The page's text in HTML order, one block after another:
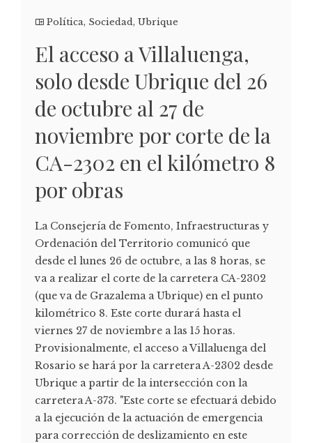
Política, Sociedad, Ubrique
El acceso a Villaluenga,
solo desde Ubrique del 26
de octubre al 27 de
noviembre por corte de la
CA-2302 en el kilómetro 8
por obras
La Consejería de Fomento, Infraestructuras y
Ordenación del Territorio comunicó que
desde el lunes 26 de octubre, a las 8 horas, se
va a realizar el corte de la carretera CA-2302
(que va de Grazalema a Ubrique) en el punto
kilométrico 8. Este corte durará hasta el
viernes 27 de noviembre a las 15 horas.
Provisionalmente, el acceso a Villaluenga del
Rosario se hará por la carretera A-2302 desde
Ubrique a partir de la intersección con la
carretera A-373. "Este corte se efectuará debido
a la ejecución de la actuación de emergencia
para corrección de deslizamiento en este